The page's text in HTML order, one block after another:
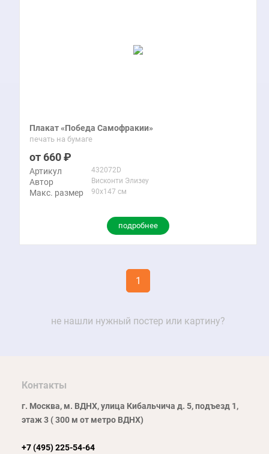
Плакат «Победа Самофракии»
печать на бумаге
660
Артикул 432072D
Автор Висконти Элизеу
Макс. размер 90x147 см
подробнее
1
не нашли нужный постер или картину?
Контакты
г. Москва, м. ВДНХ, улица Кибальчича д. 5, подъезд 1,
этаж 3 ( 300 м от метро ВДНХ)
+7 (495) 225-54-64